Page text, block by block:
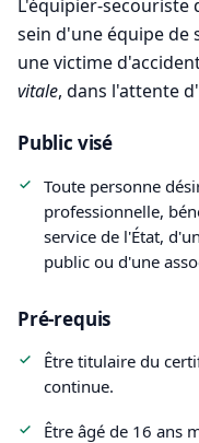
L'équipier-secouriste
sein d'une équipe de
une victime
vitale, dans l'attente
Public visé
Toute personne
professionnelle,
service de l'État,
public ou d'une
Pré-requis
Être titulaire du
continue.
Être âgé de 16 ans